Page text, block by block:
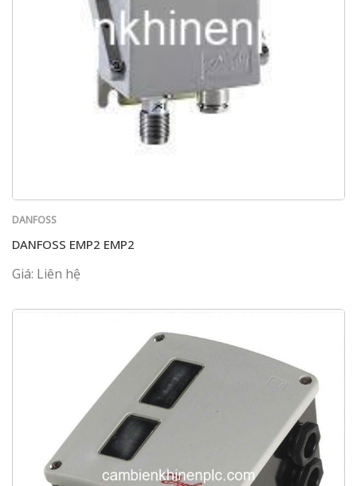
DANFOSS
DANFOSS EMP2 EMP2
Giá: Liên hệ